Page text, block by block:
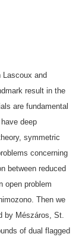
Lascoux and
result in the
are fundamental
deep
symmetric
concerning
between reduced
open problem
Then we
by Mészáros, St.
of dual flagged